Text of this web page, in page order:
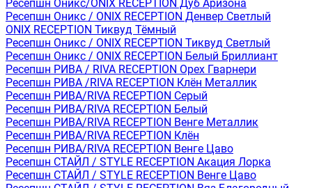
Ресепшн Оникс/ONIX RECEPTION Дуб Аризона
Ресепшн Оникс / ONIX RECEPTION Денвер Светлый
ONIX RECEPTION Тиквуд Тёмный
Ресепшн Оникс / ONIX RECEPTION Тиквуд Светлый
Ресепшн Оникс / ONIX RECEPTION Белый Бриллиант
Ресепшн РИВА / RIVA RECEPTION Орех Гварнери
Ресепшн РИВА /RIVA RECEPTION Клён Металлик
Ресепшн РИВА/RIVA RECEPTION Серый
Ресепшн РИВА/RIVA RECEPTION Белый
Ресепшн РИВА/RIVA RECEPTION Венге Металлик
Ресепшн РИВА/RIVA RECEPTION Клён
Ресепшн РИВА/RIVA RECEPTION Венге Цаво
Ресепшн СТАЙЛ / STYLE RECEPTION Акация Лорка
Ресепшн СТАЙЛ / STYLE RECEPTION Венге Цаво